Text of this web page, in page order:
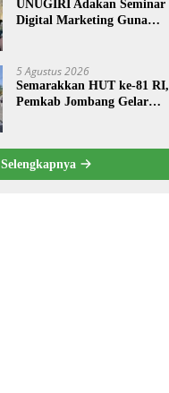
UNUGIRI Adakan Seminar
Digital Marketing Guna
Desa Prangi
5 Agustus 2026
Semarakkan HUT ke-81 RI,
Pemkab Jombang Gelar
Selengkapnya